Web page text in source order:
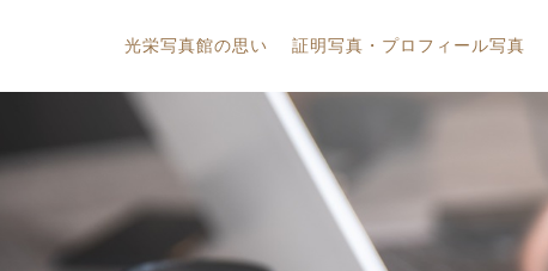
光栄写真館の思い 証明写真・プロフィール写真
お宮詣り・百日祝